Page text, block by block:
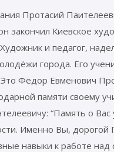
Протасий
закончил Киевское
и педагог,
города. Его
Фёдор Евменович
памяти своему
“Память о Вас
Именно Вы, дорогой
навыки к работе над